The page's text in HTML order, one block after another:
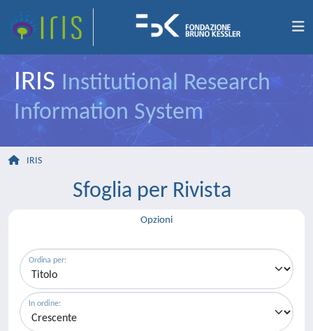
IRIS Institutional Research
Information System
IRIS
Sfoglia per Rivista
Opzioni
Ordina per:
In ordine: